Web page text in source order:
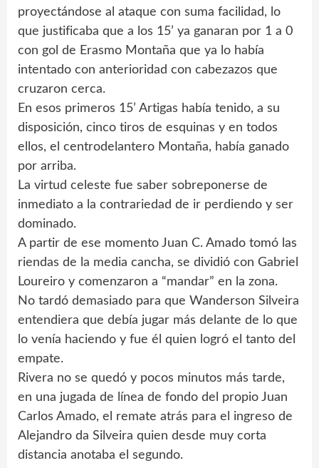
proyectándose al ataque con suma facilidad, lo
que justificaba que a los 15’ ya ganaran por 1 a 0
con gol de Erasmo Montaña que ya lo había
intentado con anterioridad con cabezazos que
cruzaron cerca.
En esos primeros 15’ Artigas había tenido, a su
disposición, cinco tiros de esquinas y en todos
ellos, el centrodelantero Montaña, había ganado
por arriba.
La virtud celeste fue saber sobreponerse de
inmediato a la contrariedad de ir perdiendo y ser
dominado.
A partir de ese momento Juan C. Amado tomó las
riendas de la media cancha, se dividió con Gabriel
Loureiro y comenzaron a “mandar” en la zona.
No tardó demasiado para que Wanderson Silveira
entendiera que debía jugar más delante de lo que
lo venía haciendo y fue él quien logró el tanto del
empate.
Rivera no se quedó y pocos minutos más tarde,
en una jugada de línea de fondo del propio Juan
Carlos Amado, el remate atrás para el ingreso de
Alejandro da Silveira quien desde muy corta
distancia anotaba el segundo.